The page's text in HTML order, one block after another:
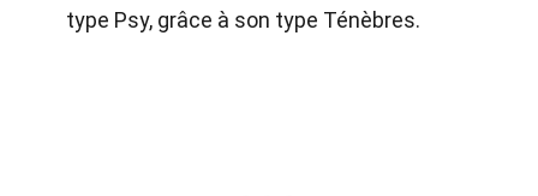
type Psy, grâce à son type Ténèbres.